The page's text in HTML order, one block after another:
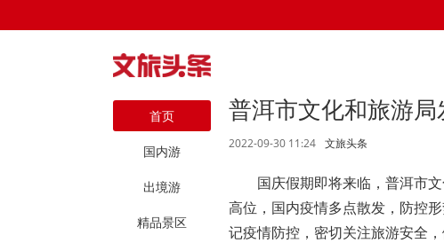
首页
国内游
出境游
精品景区
普洱市文化和旅游
2022-09-30 11:24 文旅头条
国庆假期即将来临，普洱市
高位，国内疫情多点散发，防控
记疫情防控，密切关注旅游安全，